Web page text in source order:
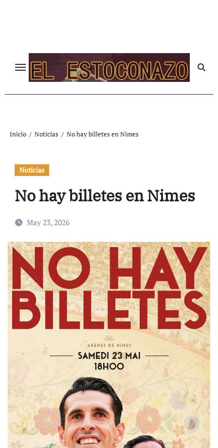
Inicio Noticias No hay billetes en Nimes
Noticias
No hay billetes en Nimes
May 23, 2026